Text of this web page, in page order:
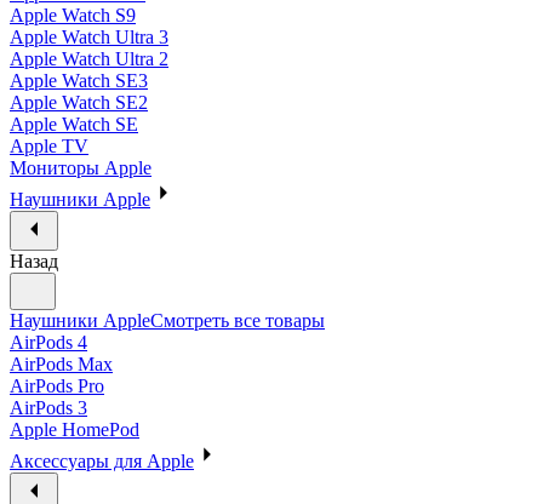
Apple Watch S9
Apple Watch Ultra 3
Apple Watch Ultra 2
Apple Watch SE3
Apple Watch SE2
Apple Watch SE
Apple TV
Мониторы Apple
Наушники Apple
Назад
Наушники AppleСмотреть все товары
AirPods 4
AirPods Max
AirPods Pro
AirPods 3
Apple HomePod
Аксессуары для Apple